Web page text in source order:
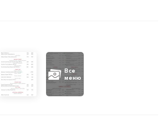
Все
меню